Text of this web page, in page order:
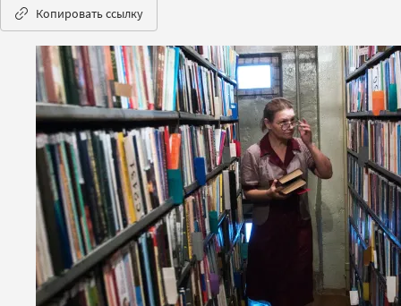
Копировать ссылку